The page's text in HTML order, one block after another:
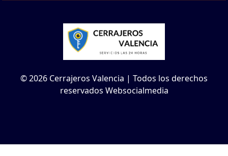
© 2026 Cerrajeros Valencia | Todos los derechos
reservados Websocialmedia